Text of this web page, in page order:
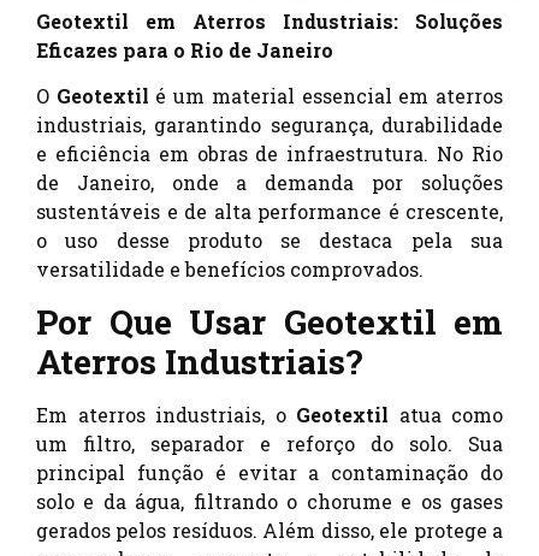
Geotextil em Aterros Industriais: Soluções
Eficazes para o Rio de Janeiro
O Geotextil é um material essencial em aterros
industriais, garantindo segurança, durabilidade
e eficiência em obras de infraestrutura. No Rio
de Janeiro, onde a demanda por soluções
sustentáveis e de alta performance é crescente,
o uso desse produto se destaca pela sua
versatilidade e benefícios comprovados.
Por Que Usar Geotextil em
Aterros Industriais?
Em aterros industriais, o Geotextil atua como
um filtro, separador e reforço do solo. Sua
principal função é evitar a contaminação do
solo e da água, filtrando o chorume e os gases
gerados pelos resíduos. Além disso, ele protege a